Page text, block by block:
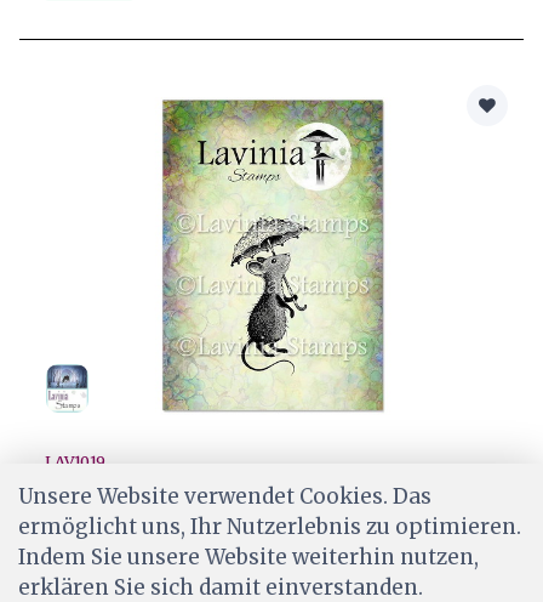
LAV1019
Lavinia Stamps - Thistlewhisk
CHF 8.50
Ab Lager
Unsere Website verwendet Cookies. Das
ermöglicht uns, Ihr Nutzerlebnis zu optimieren.
Indem Sie unsere Website weiterhin nutzen,
erklären Sie sich damit einverstanden.